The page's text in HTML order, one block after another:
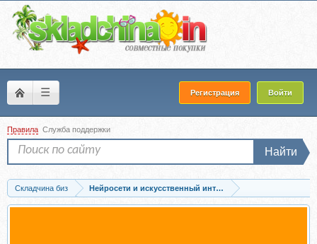
☰ Регистрация Войти
Правила Служба поддержки
Найти
Складчина биз
Нейросети и искусственный интеллект
Запись [Школа Кима Воронина] ДжиннИИ. Как освоить нейросети. Тариф Все и...